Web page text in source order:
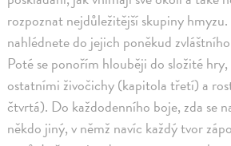
rozpoznat nejdůležitější skupiny
nahlédnete do jejich poněkud
Poté se ponořím hlouběji do složité
ostatními živočichy (kapitola třetí) a
čtvrtá). Do každodenního boje, zda se
někdo jiný, v němž navíc každý tvor